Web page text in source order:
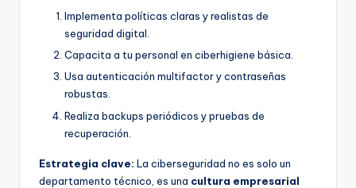
Implementa políticas claras y realistas de
seguridad digital.
Capacita a tu personal en ciberhigiene básica.
Usa autenticación multifactor y contraseñas
robustas.
Realiza backups periódicos y pruebas de
recuperación.
Estrategia clave: La ciberseguridad no es solo un
departamento técnico, es una cultura empresarial